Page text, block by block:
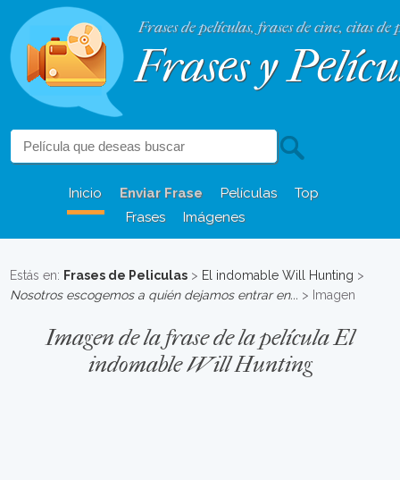
Frases de películas, frases de cine, citas de
Frases y
Inicio Enviar Frase Películas
Top
Frases
Imágenes
Estás en: Frases de Peliculas > El indomable Will Hunting >
Nosotros escogemos a quién dejamos entrar en... > Imagen
Imagen de la frase de la película El
indomable Will Hunting